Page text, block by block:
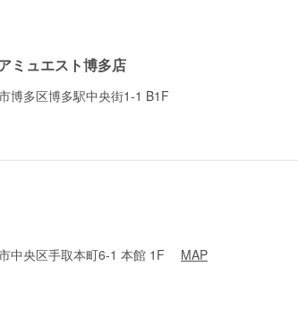
ミュエスト博多店
博多区博多駅中央街1-1 B1F
中央区手取本町6-1 本館 1F MAP